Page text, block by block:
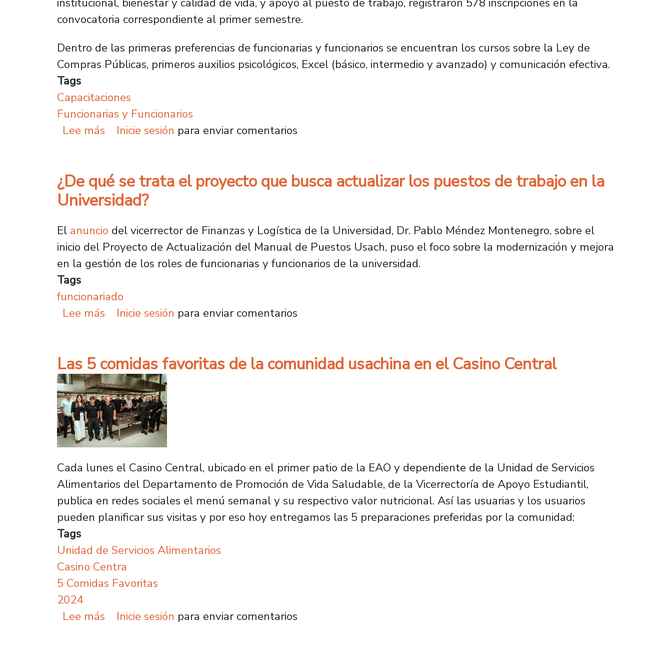
convocatoria correspondiente al primer semestre.
Dentro de las primeras preferencias de funcionarias y funcionarios se encuentran los cursos sobre la Ley de
Compras Públicas, primeros auxilios psicológicos, Excel (básico, intermedio y avanzado) y comunicación efectiva.
Tags
Capacitaciones
Funcionarias y Funcionarios
Lee más sobre Más de 500 inscripciones alcanzó la primera convocatoria del año del Plan institucional de capacitación
Inicie sesión para enviar comentarios
¿De qué se trata el proyecto que busca actualizar los puestos de trabajo en la
Universidad?
El anuncio del vicerrector de Finanzas y Logística de la Universidad, Dr. Pablo Méndez Montenegro, sobre el
inicio del Proyecto de Actualización del Manual de Puestos Usach, puso el foco sobre la modernización y mejora
en la gestión de los roles de funcionarias y funcionarios de la universidad.
Tags
funcionariado
Lee más sobre ¿De qué se trata el proyecto que busca actualizar los puestos de trabajo en la Universidad?
Inicie sesión para enviar comentarios
Las 5 comidas favoritas de la comunidad usachina en el Casino Central
Cada lunes el Casino Central, ubicado en el primer patio de la EAO y dependiente de la Unidad de Servicios
Alimentarios del Departamento de Promoción de Vida Saludable, de la Vicerrectoría de Apoyo Estudiantil,
publica en redes sociales el menú semanal y su respectivo valor nutricional. Así las usuarias y los usuarios
pueden planificar sus visitas y por eso hoy entregamos las 5 preparaciones preferidas por la comunidad:
Tags
Unidad de Servicios Alimentarios
Casino Centra
5 Comidas Favoritas
2024
Lee más sobre Las 5 comidas favoritas de la comunidad usachina en el Casino Central
Inicie sesión para enviar comentarios